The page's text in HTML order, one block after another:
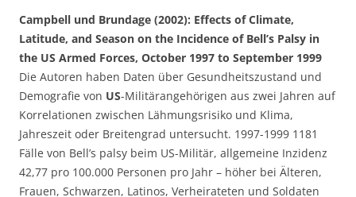
Campbell und Brundage (2002): Effects of Climate,
Latitude, and Season on the Incidence of Bell’s Palsy in
the US Armed Forces, October 1997 to September 1999
Die Autoren haben Daten über Gesundheitszustand und
Demografie von US-Militärangehörigen aus zwei Jahren auf
Korrelationen zwischen Lähmungsrisiko und Klima,
Jahreszeit oder Breitengrad untersucht. 1997-1999 1181
Fälle von Bell’s palsy beim US-Militär, allgemeine Inzidenz
42,77 pro 100.000 Personen pro Jahr – höher bei Älteren,
Frauen, Schwarzen, Latinos, Verheirateten und Soldaten